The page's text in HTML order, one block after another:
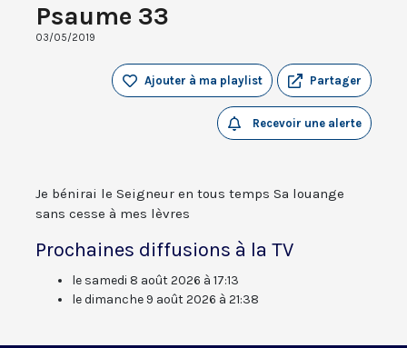
Psaume 33
03/05/2019
Partager
Ajouter à ma playlist
Recevoir une alerte
Je bénirai le Seigneur en tous temps Sa louange
sans cesse à mes lèvres
Prochaines diffusions à la TV
le samedi 8 août 2026 à 17:13
le dimanche 9 août 2026 à 21:38